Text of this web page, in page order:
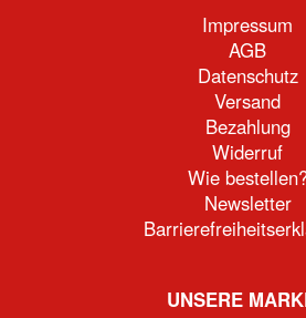
Impressum
AGB
Datenschutz
Versand
Bezahlung
Widerruf
Wie
Newsletter
UNSERE